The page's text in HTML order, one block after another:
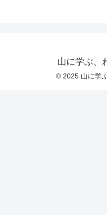
山に学ぶ、
© 2025 山に学